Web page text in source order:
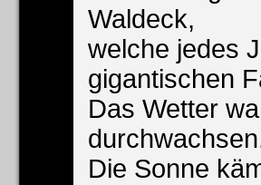
Waldeck,
welche jedes
gigantischen
Das Wetter
Die Sonne